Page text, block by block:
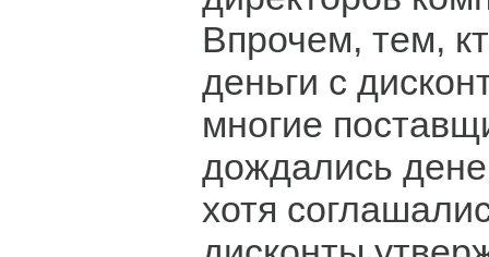
Впрочем, тем,
деньги с
многие
дождались
хотя